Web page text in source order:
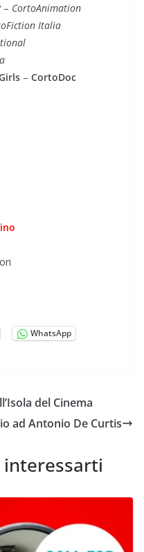
– CortoAnimation
Italia
– CortoDoc
WhatsApp
del Cinema
ad Antonio De Curtis
interessarti